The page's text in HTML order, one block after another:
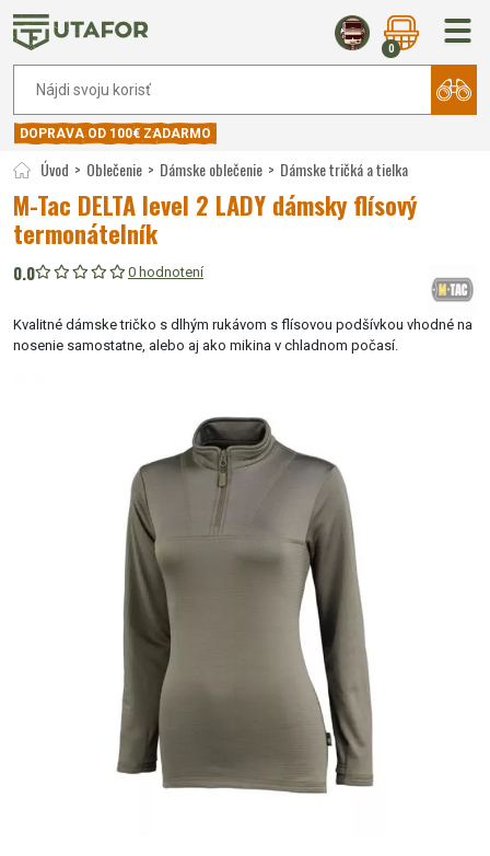
0
DOPRAVA OD 100€ ZADARMO
Úvod Oblečenie Dámske oblečenie Dámske tričká a tielka
M-Tac DELTA level 2 LADY dámsky flísový
termonátelník
0.0 0 hodnotení
Kvalitné dámske tričko s dlhým rukávom s flísovou podšívkou vhodné na
nosenie samostatne, alebo aj ako mikina v chladnom počasí.